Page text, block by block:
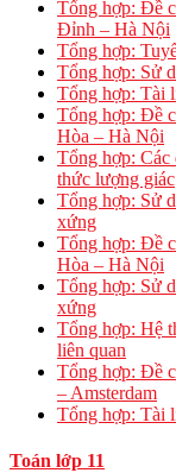
Tổng hợp: Đề
Đỉnh – Hà Nội
Tổng hợp:
Tổng hợp: Sử
Tổng hợp: Tài
Tổng hợp: Đề
Hòa – Hà Nội
Tổng hợp: Các
thức lượng giác
Tổng hợp: Sử
xứng
Tổng hợp: Đề
Hòa – Hà Nội
Tổng hợp: Sử
xứng
Tổng hợp: Hệ
liên quan
Tổng hợp: Đề
– Amsterdam
Tổng hợp: Tài
Toán lớp 11